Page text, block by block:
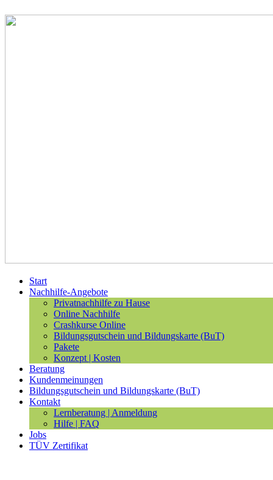
Start
Nachhilfe-Angebote
Privatnachhilfe zu Hause
Online Nachhilfe
Crashkurse Online
Bildungsgutschein und Bildungskarte (BuT)
Pakete
Konzept | Kosten
Beratung
Kundenmeinungen
Bildungsgutschein und Bildungskarte (BuT)
Kontakt
Lernberatung | Anmeldung
Hilfe | FAQ
Jobs
TÜV Zertifikat